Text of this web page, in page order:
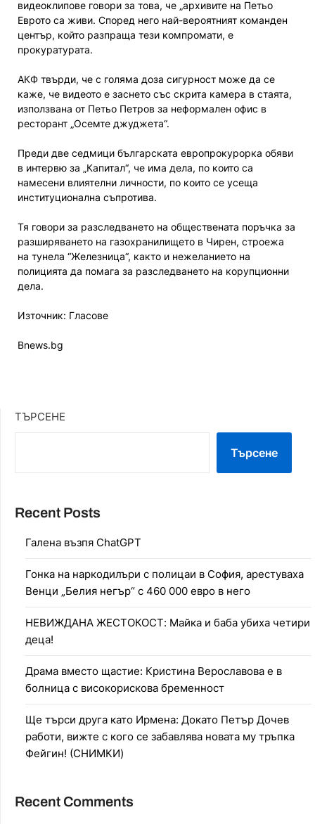
видеоклипове говори за това, че „архивите на Петьо
Еврото са живи. Според него най-вероятният команден
център, който разпраща тези компромати, е
прокуратурата.
АКФ твърди, че с голяма доза сигурност може да се
каже, че видеото е заснето със скрита камера в стаята,
използвана от Петьо Петров за неформален офис в
ресторант „Осемте джуджета“.
Преди две седмици българската европрокурорка обяви
в интервю за „Капитал“, че има дела, по които са
намесени влиятелни личности, по които се усеща
институционална съпротива.
Тя говори за разследването на обществената поръчка за
разширяването на газохранилището в Чирен, строежа
на тунела “Железница“, както и нежеланието на
полицията да помага за разследването на корупционни
дела.
Източник: Гласове
Bnews.bg
ТЪРСЕНЕ
Търсене
Recent Posts
Галена възпя ChatGPT
Гонка на наркодилъри с полицаи в София, арестуваха
Венци „Белия негър“ с 460 000 евро в него
НЕВИЖДАНА ЖЕСТОКОСТ: Майка и баба убиха четири
деца!
Драма вместо щастие: Кристина Верославова е в
болница с високорискова бременност
Ще търси друга като Ирмена: Докато Петър Дочев
работи, вижте с кого се забавлява новата му тръпка
Фейгин! (СНИМКИ)
Recent Comments